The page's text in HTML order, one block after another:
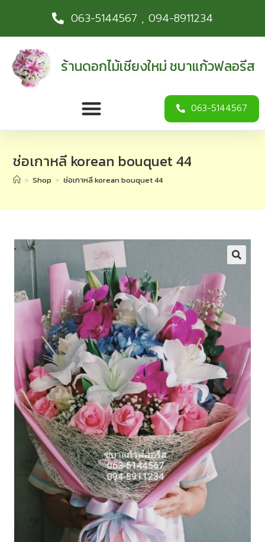
063-5144567 , 094-8911234
ร้านดอกไม้เชียงใหม่ ชบาแก้วฟลอรีส
063-5144567
ช่อเกาหลี korean bouquet 44
> Shop > ช่อเกาหลี korean bouquet 44